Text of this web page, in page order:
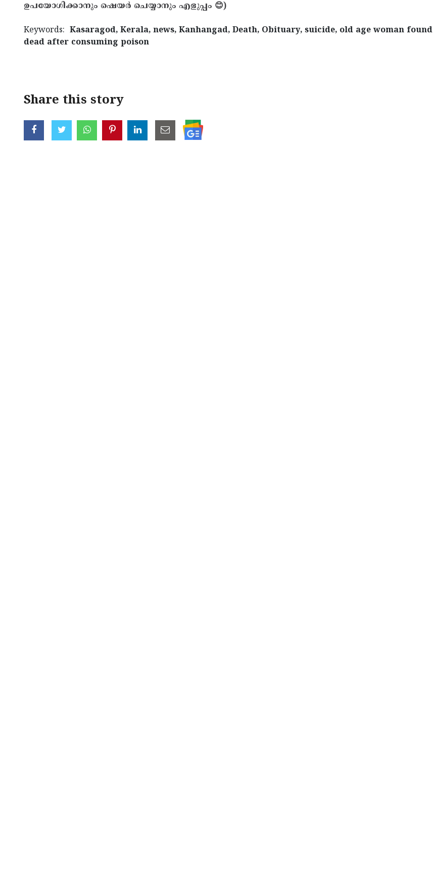
ഉപയോഗിക്കാനും ഷെയർ ചെയ്യാനും എളുപ്പം 😊)
Keywords: Kasaragod, Kerala, news, Kanhangad, Death, Obituary, suicide, old age woman found
dead after consuming poison
Share this story